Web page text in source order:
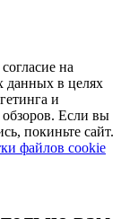
на
данных в целях
и
обзоров. Если вы
покиньте сайт.
файлов cookie